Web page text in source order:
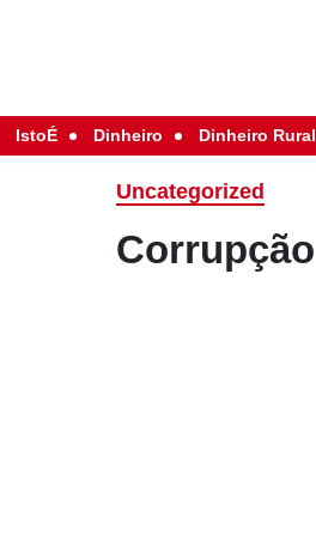
IstoÉ Dinheiro Dinheiro Rural
Uncategorized
Corrupção